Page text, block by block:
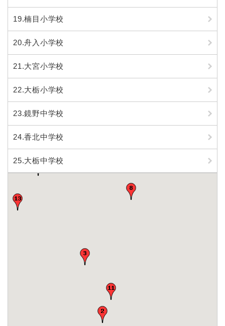
19.楠目小学校
20.舟入小学校
21.大宮小学校
22.大栃小学校
23.鏡野中学校
24.香北中学校
25.大栃中学校